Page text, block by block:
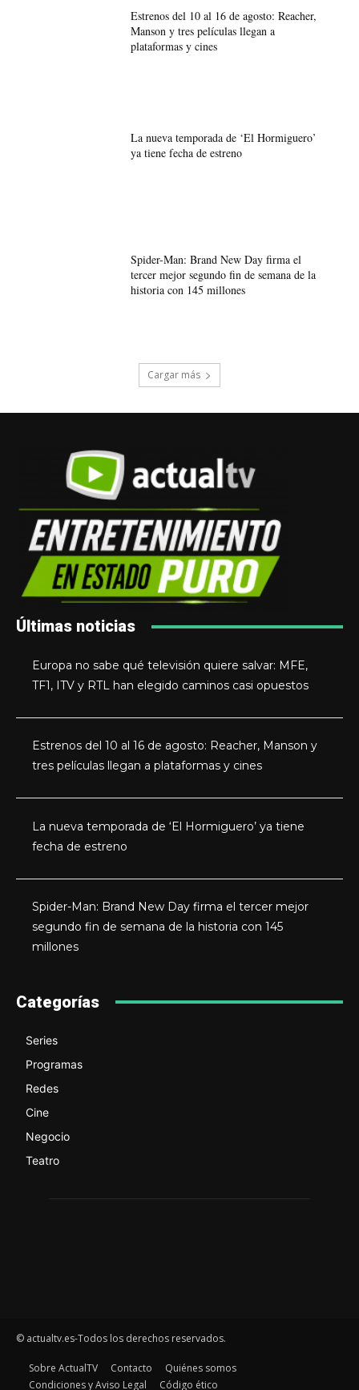
Estrenos del 10 al 16 de agosto: Reacher,
Manson y tres películas llegan a
plataformas y cines
La nueva temporada de ‘El Hormiguero’
ya tiene fecha de estreno
Spider-Man: Brand New Day firma el
tercer mejor segundo fin de semana de la
historia con 145 millones
Cargar más
Últimas noticias
Europa no sabe qué televisión quiere salvar: MFE,
TF1, ITV y RTL han elegido caminos casi opuestos
Estrenos del 10 al 16 de agosto: Reacher, Manson y
tres películas llegan a plataformas y cines
La nueva temporada de ‘El Hormiguero’ ya tiene
fecha de estreno
Spider-Man: Brand New Day firma el tercer mejor
segundo fin de semana de la historia con 145
millones
Categorías
Series
Programas
Redes
Cine
Negocio
Teatro
© actualtv.es-Todos los derechos reservados.
Sobre ActualTV Contacto
Quiénes somos
Condiciones y Aviso Legal
Código ético